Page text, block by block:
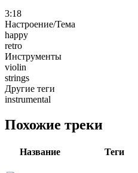
3:18
Настроение/Тема
happy
retro
Инструменты
violin
strings
Другие теги
instrumental
Похожие треки
Название Теги